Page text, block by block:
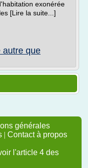
exonérée
[Lire la suite...]
autre que
générales
| Contact à propos
l'article 4 des